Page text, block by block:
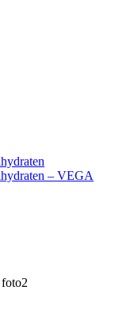
– VEGA